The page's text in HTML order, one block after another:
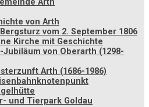
Arth
von Arth
vom 2. September 1806
Kirche mit Geschichte
Jubiläum von Oberarth (1298-
Arth (1686-1986)
und Tierpark Goldau